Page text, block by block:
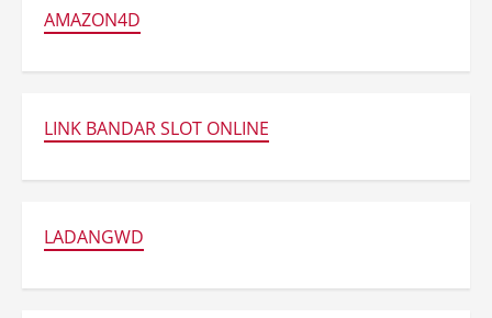
AMAZON4D
LINK BANDAR SLOT ONLINE
LADANGWD